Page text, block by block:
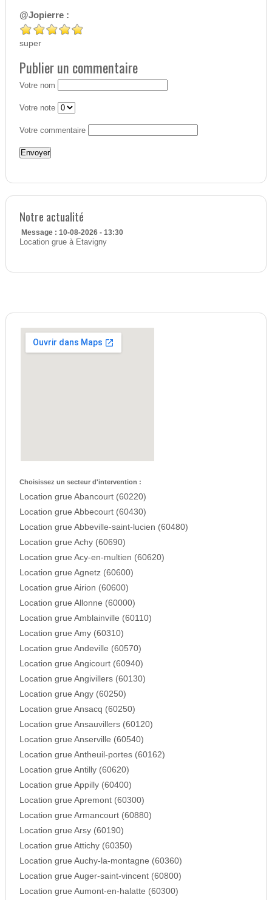
@Jopierre :
super
Publier un commentaire
Votre nom
Votre note
Votre commentaire
Notre actualité
Message : 10-08-2026 - 13:30
Location grue à Etavigny
Choisissez un secteur d'intervention :
Location grue Abancourt (60220)
Location grue Abbecourt (60430)
Location grue Abbeville-saint-lucien (60480)
Location grue Achy (60690)
Location grue Acy-en-multien (60620)
Location grue Agnetz (60600)
Location grue Airion (60600)
Location grue Allonne (60000)
Location grue Amblainville (60110)
Location grue Amy (60310)
Location grue Andeville (60570)
Location grue Angicourt (60940)
Location grue Angivillers (60130)
Location grue Angy (60250)
Location grue Ansacq (60250)
Location grue Ansauvillers (60120)
Location grue Anserville (60540)
Location grue Antheuil-portes (60162)
Location grue Antilly (60620)
Location grue Appilly (60400)
Location grue Apremont (60300)
Location grue Armancourt (60880)
Location grue Arsy (60190)
Location grue Attichy (60350)
Location grue Auchy-la-montagne (60360)
Location grue Auger-saint-vincent (60800)
Location grue Aumont-en-halatte (60300)